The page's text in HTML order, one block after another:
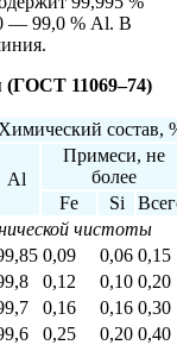
— 99,0 % Аl. В
11069–74)
Химический состав,
Al
Примеси, не
более
Fe Si
чистоты
0,09 0,06 0,15
0,12 0,10 0,20
0,16 0,16 0,30
0,25 0,20 0,40